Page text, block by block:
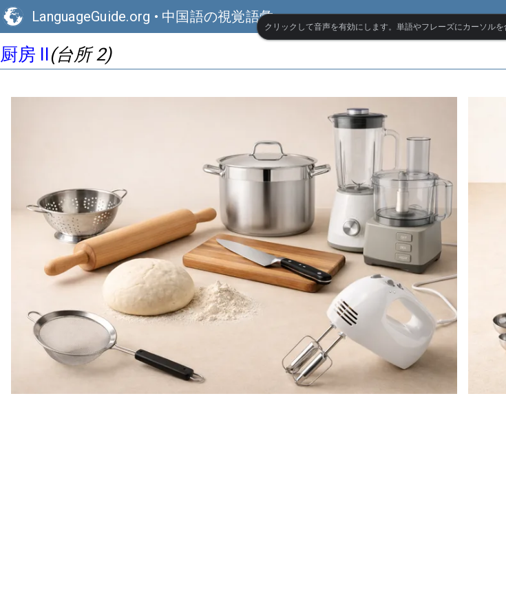
LanguageGuide.org • 中国語の視覚語彙
厨房 II(台所 2)
クリックして音声を有効にします。単語やフレーズにカーソル